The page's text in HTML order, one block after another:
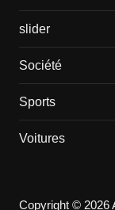
slider
Société
Sports
Voitures
Copyright © 2026